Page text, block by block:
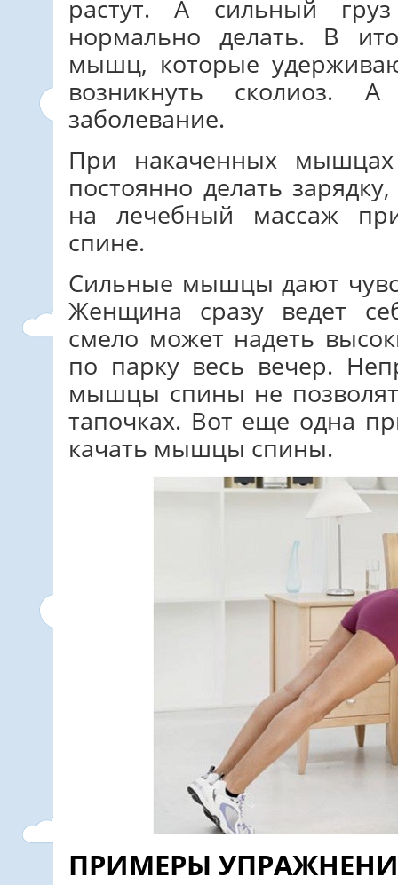
растут. А сильный
нормально делать. В
мышц, которые
возникнуть сколиоз.
заболевание.
При накаченных
постоянно делать
на лечебный массаж
спине.
Сильные мышцы дают
Женщина сразу ведет
смело может надеть
по парку весь вечер.
мышцы спины не
тапочках. Вот еще одна
качать мышцы спины.
ПРИМЕРЫ